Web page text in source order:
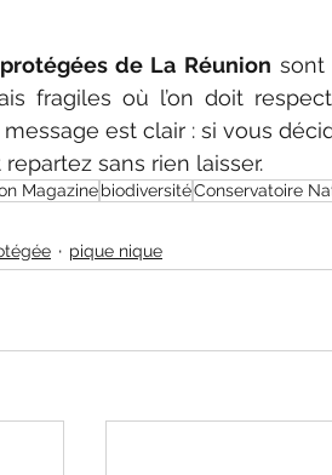
de La Réunion sont
fragiles où l’on doit
est clair : si vous
sans rien laisser.
MagazinebiodiversitéConservatoire
pique nique